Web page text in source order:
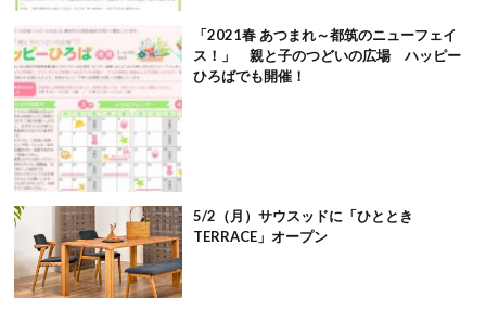
「2021春 あつまれ～都筑のニューフェイ
ス！」 親と子のつどいの広場 ハッピー
ひろばでも開催！
5/2（月）サウスッドに「ひととき
TERRACE」オープン